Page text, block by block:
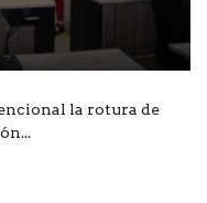
la rotura de